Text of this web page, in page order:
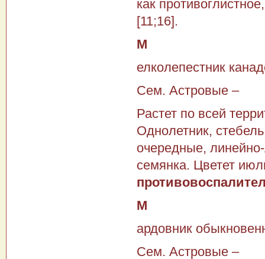
как
[11;16].
М
елколепестник
Сем. Астровые –
Растет по всей
Однолетник,
очередные,
семянка. Цветет
М
ардовник
Сем. Астровые –